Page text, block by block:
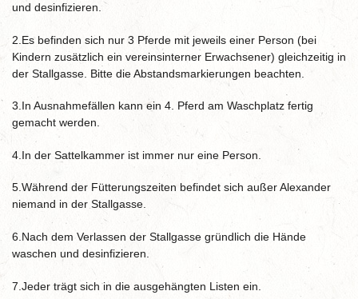
und desinfizieren.
2.Es befinden sich nur 3 Pferde mit jeweils einer Person (bei
Kindern zusätzlich ein vereinsinterner Erwachsener) gleichzeitig in
der Stallgasse. Bitte die Abstandsmarkierungen beachten.
3.In Ausnahmefällen kann ein 4. Pferd am Waschplatz fertig
gemacht werden.
4.In der Sattelkammer ist immer nur eine Person.
5.Während der Fütterungszeiten befindet sich außer Alexander
niemand in der Stallgasse.
6.Nach dem Verlassen der Stallgasse gründlich die Hände
waschen und desinfizieren.
7.Jeder trägt sich in die ausgehängten Listen ein.